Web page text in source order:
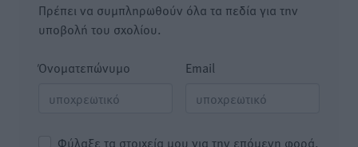
Πρέπει να συμπληρωθούν όλα τα πεδία για την
υποβολή του σχολίου.
Όνοματεπώνυμο Email
Φύλαξε τα στοιχεία μου για την επόμενη φορά.